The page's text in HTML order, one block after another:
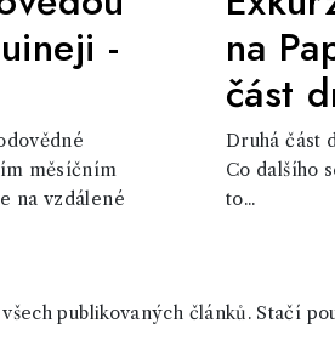
-
měsíčním
na vzdálené
na
část
Druhá část
Co dalšího
to...
publikovaných článků. Stačí